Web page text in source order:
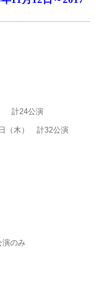
計24公演
（木） 計32公演
のみ